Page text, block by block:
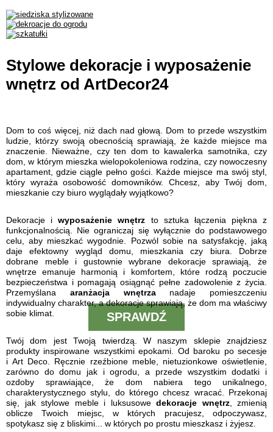
SPRAWDŹ TERAZ
SPRAWDŹ
29,95 zł 29,95
Stylowe dekoracje i wyposażenie
wnętrz od ArtDecor24
Dom to coś więcej, niż dach nad głową. Dom to przede wszystkim
ludzie, którzy swoją obecnością sprawiają, że każde miejsce ma
znaczenie. Nieważne, czy ten dom to kawalerka samotnika, czy
dom, w którym mieszka wielopokoleniowa rodzina, czy nowoczesny
apartament, gdzie ciągle pełno gości. Każde miejsce ma swój styl,
który wyraża osobowość domowników. Chcesz, aby Twój dom,
mieszkanie czy biuro wyglądały wyjątkowo?
Dekoracje iwyposażenie wnętrz to sztuka łączenia piękna z
funkcjonalnością. Nie ograniczaj się wyłącznie do podstawowego
celu, aby mieszkać wygodnie. Pozwól sobie na satysfakcję, jaką
daje efektowny wygląd domu, mieszkania czy biura. Dobrze
dobrane meble i gustownie wybrane dekoracje sprawiają, że
wnętrze emanuje harmonią i komfortem, które rodzą poczucie
bezpieczeństwa i pomagają osiągnąć pełne zadowolenie z życia.
Przemyślana aranżacja wnętrzanadaje pomieszczeniu
indywidualny charakter, a dekoracje sprawiają, że dom ma właściwy
sobie klimat.
Twój dom jest Twoją twierdzą. W naszym sklepie znajdziesz
produkty inspirowane wszystkimi epokami. Od baroku po secesje
i Art Deco. Ręcznie rzeźbione meble, nietuzionkowe oświetlenie,
zarówno do domu jak i ogrodu, a przede wszystkim dodatki i
ozdoby sprawiające, że dom nabiera tego unikalnego,
charakterystycznego stylu, do którego chcesz wracać. Przekonaj
się, jak stylowe meble i luksusowe dekoracje wnętrz, zmienią
oblicze Twoich miejsc, w których pracujesz, odpoczywasz,
spotykasz się z bliskimi... w których po prostu mieszkasz i żyjesz.